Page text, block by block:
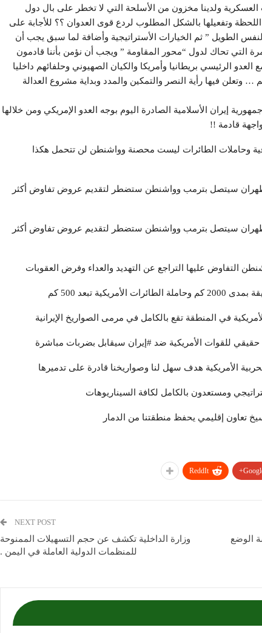
العسكرية ولدينا مخزون من الأسلحة التي لا تخطر على بال دول
وتفعيلها بالشكل المطلوب لردع قوى العدوان ؟؟ للأجابة على
الطويل ” ثم الخيارات الأستراتيجية وأضافة لما سبق يجب أن
التي تحاك لدول “محور المقاومة ” ويجب أن نؤمن بأننا قادمون
الرئيسي بريطانيا وأمريكا والكيان الصهيوني وحلفائهم داخليا
… وتعلن فيها رأية النصر والتمكين والمدد وبداية مشروع العدالة
إيران الأسلامية الصادرة اليوم بوجه العدو الإمريكي ومن خلالها
قادمة !!
وحاملات الطائرات ليست محصنة وواشنطن لن تتحمل هكذا
#طهران سيتصل بترمب وواشنطن ستضطر لتقديم عروض تفاوض أكثر
#طهران سيتصل بترمب وواشنطن ستضطر لتقديم عروض تفاوض أكثر
التفاوض عليها التراجع عن التهديد والعداء وفرض العقوبات
تبعد 500 كم
في المنطقة تقع بالكامل في مرمى الصواريخ الإيرانية
للقوات الأمريكية ضد #إيران سيقابل بضربات مباشرة
الأمريكية هدف سهل لنا وصواريخنا قادرة على تدميرها
ومستعدون بالكامل لكافة السيناريوهات
تعاون إقليمي يحفظ منطقتنا من الدمار
ReddIt
الوضع
NEXT POST
وزارة الداخلية تكشف عن حجم التسهيلات الممنوحة
للمنظمات الدولية العاملة في اليمن .